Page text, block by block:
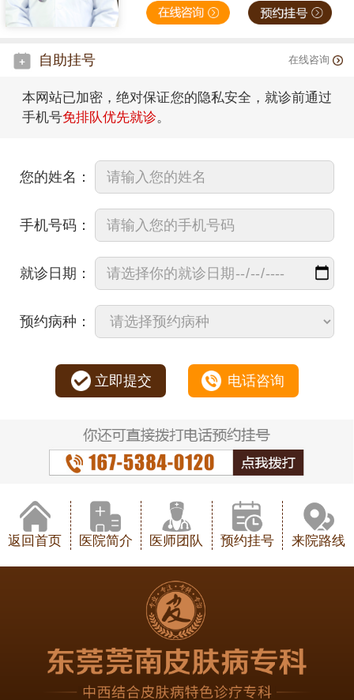
自助挂号 在线咨询
本网站已加密，绝对保证您的隐私安全，就诊前通过
手机号免排队优先就诊。
您的姓名：
手机号码：
就诊日期：
预约病种：
立即提交 电话咨询
返回首页 医院简介 医师团队 预约挂号 来院路线